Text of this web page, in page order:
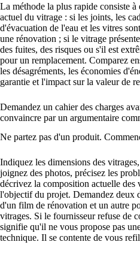
La méthode la plus rapide consiste
actuel du vitrage : si les joints, les
d'évacuation de l'eau et les vitres
une rénovation ; si le vitrage
des fuites, des risques ou s'il est
pour un remplacement. Comparez
les désagréments, les économies
garantie et l'impact sur la valeur de
Demandez un cahier des charges
convaincre par un argumentaire
Ne partez pas d'un produit.
Indiquez les dimensions des
joignez des photos, précisez les
décrivez la composition actuelle des
l'objectif du projet. Demandez deux
d'un film de rénovation et un autre
vitrages. Si le fournisseur refuse de
signifie qu'il ne vous propose pas
technique. Il se contente de vous